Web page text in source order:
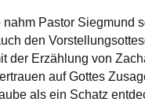
nahm Pastor Siegmund
den
der Erzählung von
auf Gottes
als ein Schatz